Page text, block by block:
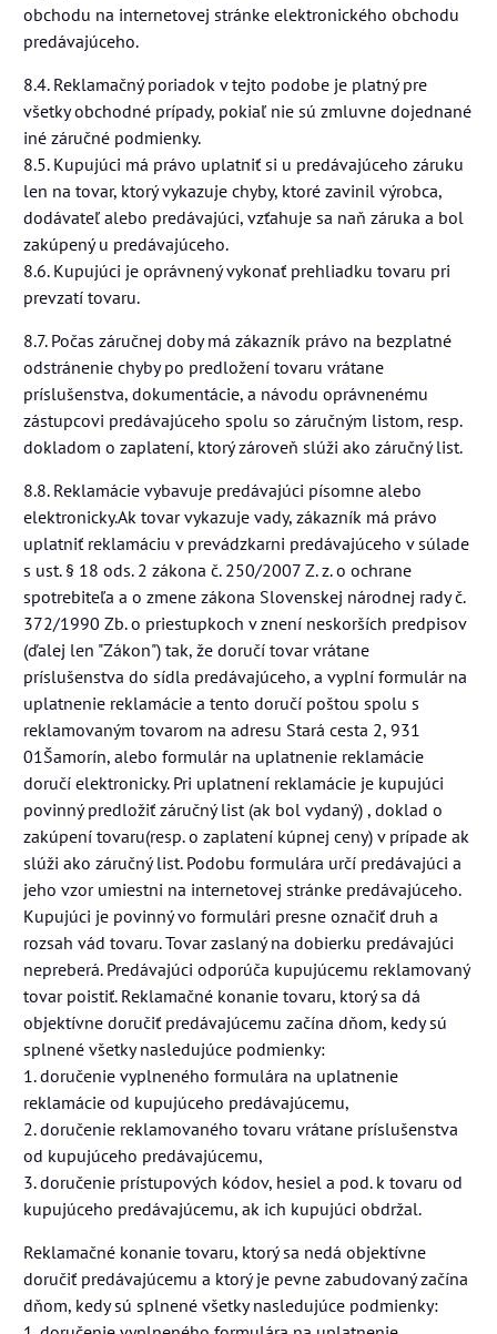
obchodu na internetovej stránke elektronického obchodu
predávajúceho.
8.4. Reklamačný poriadok v tejto podobe je platný pre
všetky obchodné prípady, pokiaľ nie sú zmluvne dojednané
iné záručné podmienky.
8.5. Kupujúci má právo uplatniť si u predávajúceho záruku
len na tovar, ktorý vykazuje chyby, ktoré zavinil výrobca,
dodávateľ alebo predávajúci, vzťahuje sa naň záruka a bol
zakúpený u predávajúceho.
8.6. Kupujúci je oprávnený vykonať prehliadku tovaru pri
prevzatí tovaru.
8.7. Počas záručnej doby má zákazník právo na bezplatné
odstránenie chyby po predložení tovaru vrátane
príslušenstva, dokumentácie, a návodu oprávnenému
zástupcovi predávajúceho spolu so záručným listom, resp.
dokladom o zaplatení, ktorý zároveň slúži ako záručný list.
8.8. Reklamácie vybavuje predávajúci písomne alebo
elektronicky.Ak tovar vykazuje vady, zákazník má právo
uplatniť reklamáciu v prevádzkarni predávajúceho v súlade
s ust. § 18 ods. 2 zákona č. 250/2007 Z. z. o ochrane
spotrebiteľa a o zmene zákona Slovenskej národnej rady č.
372/1990 Zb. o priestupkoch v znení neskorších predpisov
(ďalej len "Zákon") tak, že doručí tovar vrátane
príslušenstva do sídla predávajúceho, a vyplní formulár na
uplatnenie reklamácie a tento doručí poštou spolu s
reklamovaným tovarom na adresu Stará cesta 2, 931
01Šamorín, alebo formulár na uplatnenie reklamácie
doručí elektronicky. Pri uplatnení reklamácie je kupujúci
povinný predložiť záručný list (ak bol vydaný) , doklad o
zakúpení tovaru(resp. o zaplatení kúpnej ceny) v prípade ak
slúži ako záručný list. Podobu formulára určí predávajúci a
jeho vzor umiestni na internetovej stránke predávajúceho.
Kupujúci je povinný vo formulári presne označiť druh a
rozsah vád tovaru. Tovar zaslaný na dobierku predávajúci
nepreberá. Predávajúci odporúča kupujúcemu reklamovaný
tovar poistiť. Reklamačné konanie tovaru, ktorý sa dá
objektívne doručiť predávajúcemu začína dňom, kedy sú
splnené všetky nasledujúce podmienky:
1. doručenie vyplneného formulára na uplatnenie
reklamácie od kupujúceho predávajúcemu,
2. doručenie reklamovaného tovaru vrátane príslušenstva
od kupujúceho predávajúcemu,
3. doručenie prístupových kódov, hesiel a pod. k tovaru od
kupujúceho predávajúcemu, ak ich kupujúci obdržal.
Reklamačné konanie tovaru, ktorý sa nedá objektívne
doručiť predávajúcemu a ktorý je pevne zabudovaný začína
dňom, kedy sú splnené všetky nasledujúce podmienky: